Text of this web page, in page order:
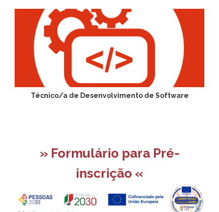
Técnico/a de Desenvolvimento de Software
» Formulário para Pré-
inscrição «